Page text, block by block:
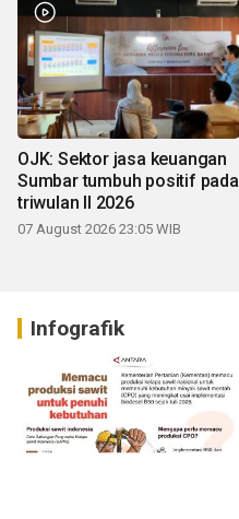
OJK: Sektor jasa keuangan
Sumbar tumbuh positif pada
triwulan II 2026
07 August 2026 23:05 WIB
Infografik